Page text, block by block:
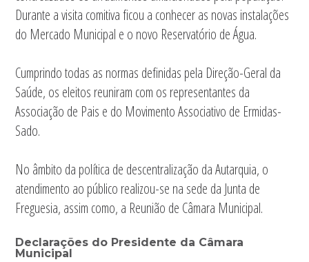
Durante a visita comitiva ficou a conhecer as novas instalações
do Mercado Municipal e o novo Reservatório de Água.
Cumprindo todas as normas definidas pela Direção-Geral da
Saúde, os eleitos reuniram com os representantes da
Associação de Pais e do Movimento Associativo de Ermidas-
Sado.
No âmbito da política de descentralização da Autarquia, o
atendimento ao público realizou-se na sede da Junta de
Freguesia, assim como, a Reunião de Câmara Municipal.
Declarações do Presidente da Câmara
Municipal